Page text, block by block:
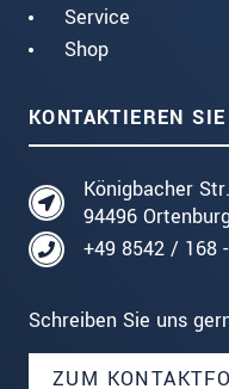
Service
Shop
KONTAKTIEREN
Königbacher
94496 Ortenburg
+49 8542 / 168
Schreiben Sie uns
ZUM